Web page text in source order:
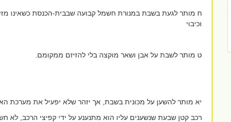
ח מותר לגעת בשבת במנורת חשמל קבועה שבבית-הכנסת כשאינו
וכיבוי
ט מותר לשבת על אבן ושאר מוקצה בלי להזיזם ממקומם.
יא מותר להשען על מכונית בשבת, אך יזהר שלא יפעיל את מערכת
רכב קטן שבעת שנשענים עליו הוא מתנענע על ידי קפיצי הרכב, לא